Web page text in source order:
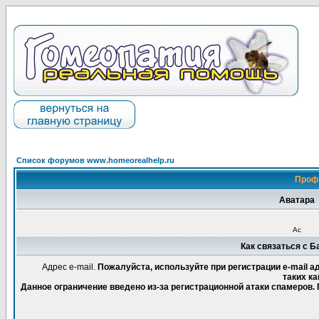
Список форумов www.homeorealhelp.ru
Аватара
Ас
Как связаться с
Адрес e-mail. Пожалуйста, используйте при регистрации e-mail
таких
Данное ограничение введено из-за регистрационной атаки